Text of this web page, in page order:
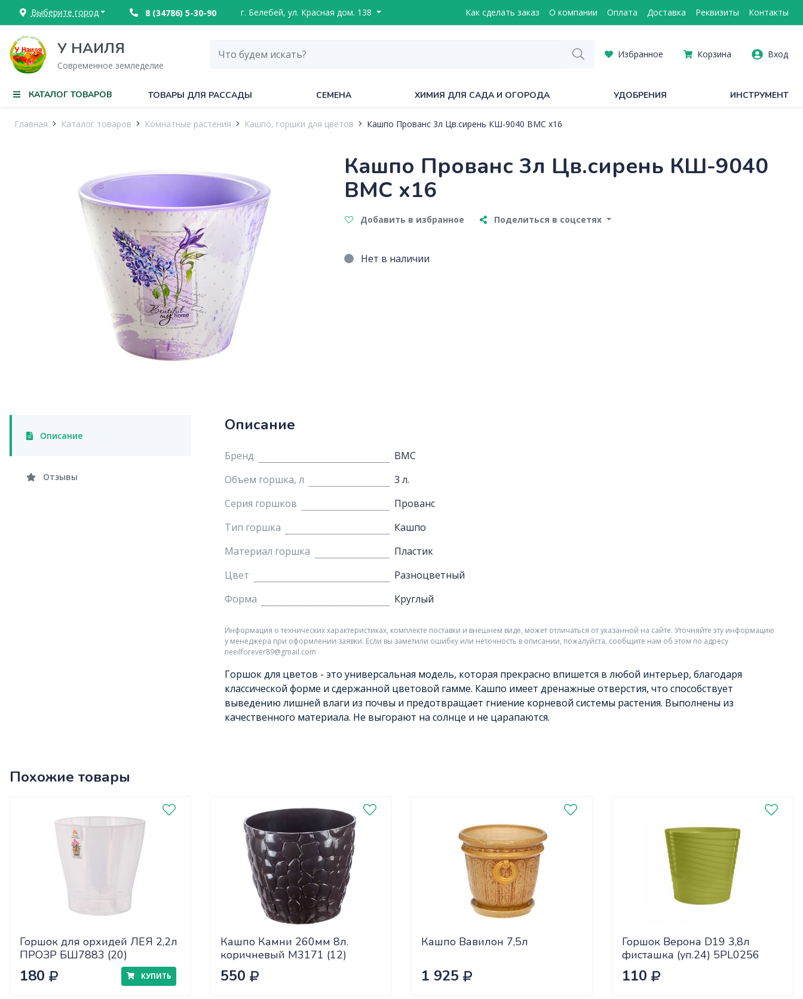
Выберите город 8 (34786) 5-30-90 г. Белебей, ул. Красная дом. 138 Как сделать заказ О компании Оплата Доставка Реквизиты Контакты
У НАИЛЯ
Современное земледелие
Избранное Корзина Вход
КАТАЛОГ ТОВАРОВ ТОВАРЫ ДЛЯ РАССАДЫ СЕМЕНА ХИМИЯ ДЛЯ САДА И ОГОРОДА УДОБРЕНИЯ ИНСТРУМЕНТ
Главная Каталог товаров Комнатные растения Кашпо, горшки для цветов Кашпо Прованс 3л Цв.сирень КШ-9040 ВМС х16
Кашпо Прованс 3л Цв.сирень КШ-9040
ВМС х16
Добавить в избранное Поделиться в соцсетях
Нет в наличии
Описание
Отзывы
Описание
Бренд
BMC
Объем горшка, л
3 л.
Серия горшков
Прованс
Тип горшка
Кашпо
Материал горшка
Пластик
Цвет
Разноцветный
Форма
Круглый
Информация о технических характеристиках, комплекте поставки и внешнем виде, может отличаться от указанной на сайте. Уточняйте эту информацию
у менеджера при оформлении заявки. Если вы заметили ошибку или неточность в описании, пожалуйста, сообщите нам об этом по адресу
neeilforever89@gmail.com
Горшок для цветов - это универсальная модель, которая прекрасно впишется в любой интерьер, благодаря
классической форме и сдержанной цветовой гамме. Кашпо имеет дренажные отверстия, что способствует
выведению лишней влаги из почвы и предотвращает гниение корневой системы растения. Выполнены из
качественного материала. Не выгорают на солнце и не царапаются.
Похожие товары
Горшок для орхидей ЛЕЯ 2,2л
ПРОЗР БШ7883 (20)
180 КУПИТЬ
Кашпо Камни 260мм 8л.
коричневый М3171 (12)
550
Кашпо Вавилон 7,5л
1 925
Горшок Верона D19 3,8л
фисташка (уп.24) 5PL0256
110